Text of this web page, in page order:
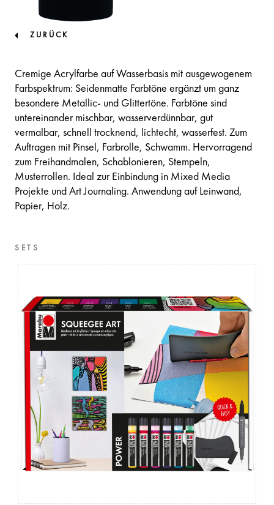
ZURÜCK
Cremige Acrylfarbe auf Wasserbasis mit ausgewogenem
Farbspektrum: Seidenmatte Farbtöne ergänzt um ganz
besondere Metallic- und Glittertöne. Farbtöne sind
untereinander mischbar, wasserverdünnbar, gut
vermalbar, schnell trocknend, lichtecht, wasserfest. Zum
Auftragen mit Pinsel, Farbrolle, Schwamm. Hervorragend
zum Freihandmalen, Schablonieren, Stempeln,
Musterrollen. Ideal zur Einbindung in Mixed Media
Projekte und Art Journaling. Anwendung auf Leinwand,
Papier, Holz.
SETS